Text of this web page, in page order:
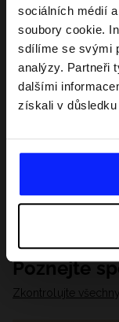
sociálních médií
soubory cookie.
sdílíme se svými
analýzy. Partneři
dalšími
získali v
Poznejte
Zkontrolujte